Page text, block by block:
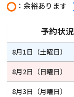
：余裕あります
予約状況
8月1日（土曜日）
8月2日（日曜日）
8月3日（月曜日）